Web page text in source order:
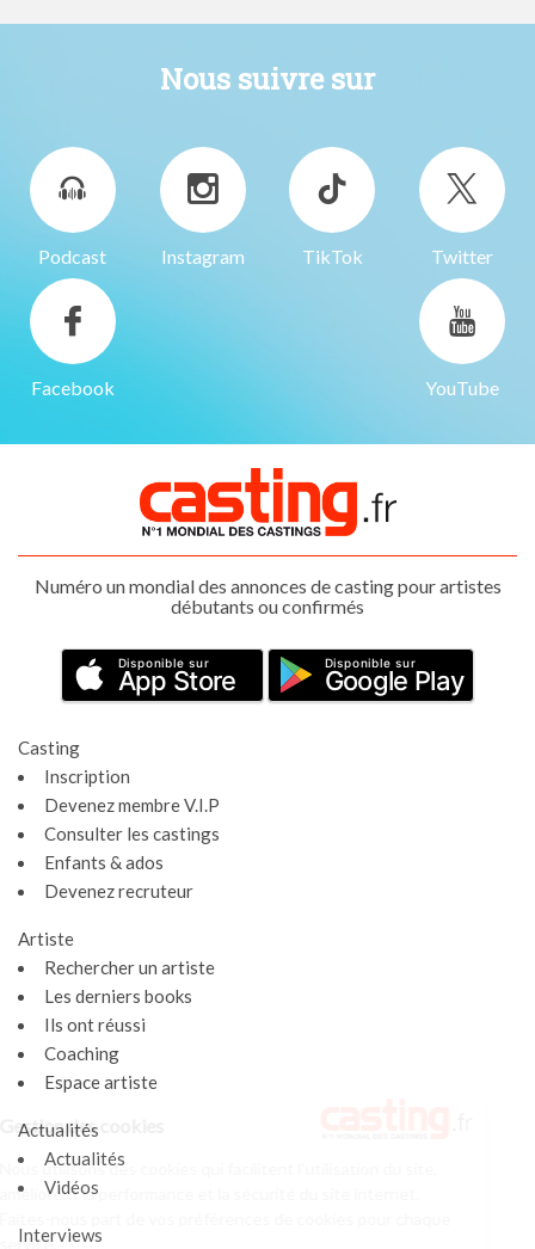
Nous suivre sur
Podcast Instagram TikTok Twitter
Facebook YouTube
Numéro un mondial des annonces de casting pour artistes
débutants ou confirmés
Disponible sur
App Store
Disponible sur
Google Play
Casting
Inscription
Devenez membre V.I.P
Consulter les castings
Enfants & ados
Devenez recruteur
Artiste
Rechercher un artiste
Les derniers books
Ils ont réussi
Coaching
Espace artiste
Actualités
Actualités
Vidéos
Interviews
Gestion des cookies
Nous utilisons des cookies qui facilitent l'utilisation du site,
améliorent la performance et la sécurité du site internet.
service.